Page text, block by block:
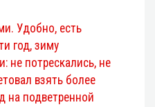
Удобно, есть
год, зиму
не потрескались, не
взять более
на подветренной